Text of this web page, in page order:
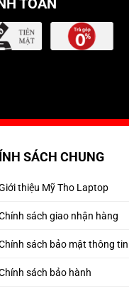
SÁCH CHUNG
thiệu Mỹ Tho Laptop
sách giao nhận hàng
sách bảo mật thông tin
sách bảo hành